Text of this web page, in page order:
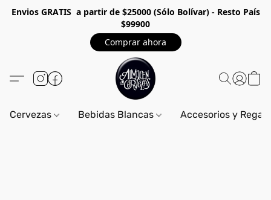
Envios GRATIS a partir de $25000 (Sólo Bolívar) - Resto País
$99900
Comprar ahora
Cervezas Bebidas Blancas Accesorios y